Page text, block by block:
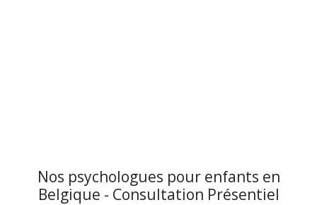
Nos psychologues pour enfants en
Belgique - Consultation Présentiel